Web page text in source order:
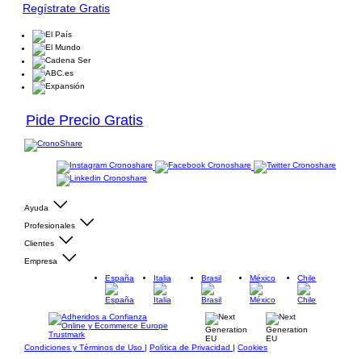
Regístrate Gratis
Pide Precio Gratis
Ayuda
Profesionales
Clientes
Empresa
España
Italia Brasil México Chile
Condiciones y Términos de Uso | Política de Privacidad | Cookies